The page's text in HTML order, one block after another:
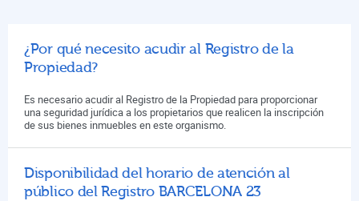
¿Por qué necesito acudir al Registro de la
Propiedad?
Es necesario acudir al Registro de la Propiedad para proporcionar
una seguridad jurídica a los propietarios que realicen la inscripción
de sus bienes inmuebles en este organismo.
Disponibilidad del horario de atención al
público del Registro BARCELONA 23